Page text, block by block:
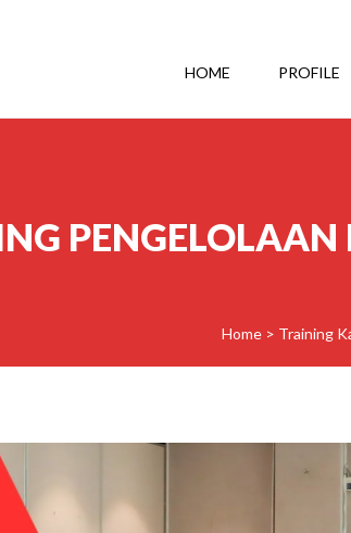
HOME PROFILE
Home > Training